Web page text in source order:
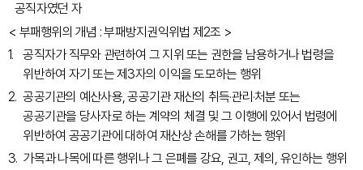
공직자였던 자
< 부패행위의 개념 : 부패방지권익위법 제2조 >
공직자가 직무와 관련하여 그 지위 또는 권한을 남용하거나 법령을
위반하여 자기 또는 제3자의 이익을 도모하는 행위
공공기관의 예산사용, 공공기관 재산의 취득·관리·처분 또는
공공기관을 당사자로 하는 계약의 체결 및 그 이행에 있어서 법령에
위반하여 공공기관에 대하여 재산상 손해를 가하는 행위
가목과 나목에 따른 행위나 그 은폐를 강요, 권고, 제의, 유인하는 행위